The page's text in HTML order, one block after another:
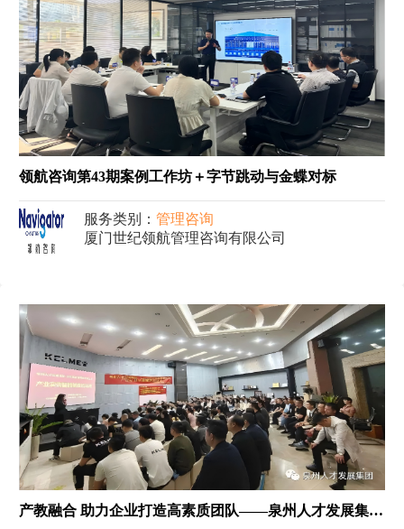
领航咨询第43期案例工作坊＋字节跳动与金蝶对标
服务类别： 管理咨询
厦门世纪领航管理咨询有限公司
产教融合 助力企业打造高素质团队——泉州人才发展集团联合闽南理工学院在卡尔美体育用品有限公司智能制造产业实训顺利开班